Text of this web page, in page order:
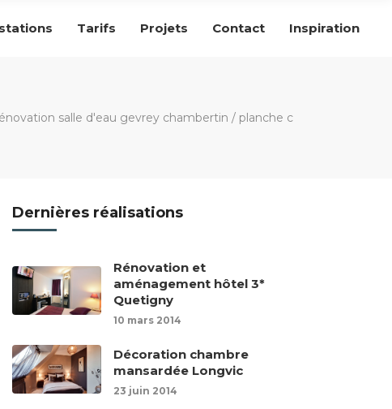
Tarifs Projets Contact Inspiration
salle d'eau gevrey chambertin / planche c
Dernières réalisations
Rénovation et
aménagement hôtel 3*
Quetigny
10 mars 2014
Décoration chambre
mansardée Longvic
23 juin 2014